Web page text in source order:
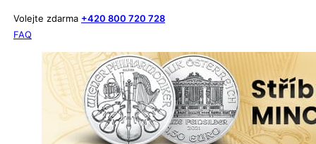
Volejte zdarma +420 800 720 728
FAQ